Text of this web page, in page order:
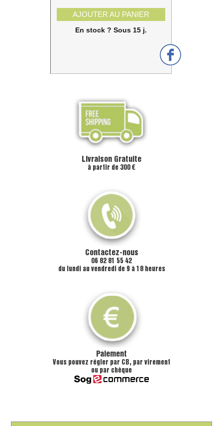
AJOUTER AU PANIER
En stock ? Sous 15 j.
Livraison Gratuite
à partir de 300 €
Contactez-nous
06 82 81 55 42
du lundi au vendredi de 9 à 18 heures
Paiement
Vous pouvez régler par CB, par virement
ou par chèque